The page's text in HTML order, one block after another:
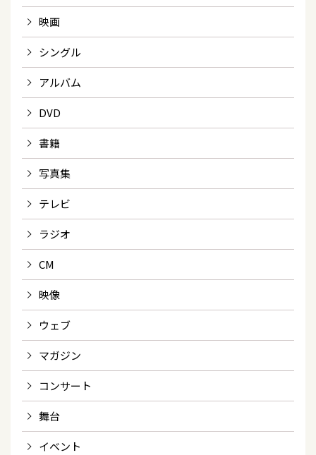
映画
シングル
アルバム
DVD
書籍
写真集
テレビ
ラジオ
CM
映像
ウェブ
マガジン
コンサート
舞台
イベント